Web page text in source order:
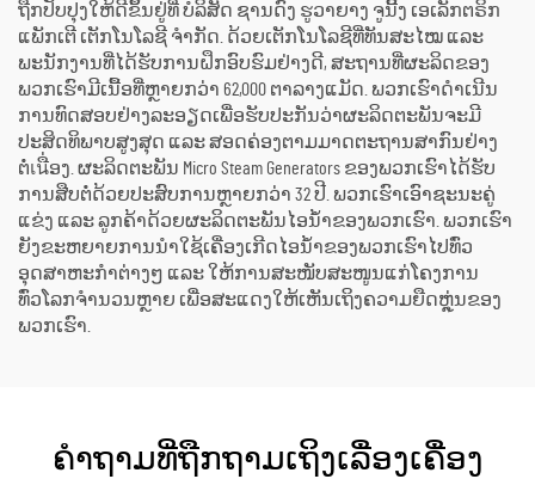
ຖືກປັບປຸງໃຫ້ດີຂຶ້ນຢູ່ທີ່ ບໍລິສັດ ຊານດົງ ຮູວາຍາງ ຈູນີ້ງ ເອເລັກຕຣິກ
ແພັກເຕີ ເຕັກໂນໂລຊີ ຈຳກັດ. ດ້ວຍເຕັກໂນໂລຊີທີ່ທັນສະໄໝ ແລະ
ພະນັກງານທີ່ໄດ້ຮັບການຝຶກອົບຮົມຢ່າງດີ, ສະຖານທີ່ຜະລິດຂອງ
ພວກເຮົາມີເນື້ອທີ່ຫຼາຍກວ່າ 62,000 ຕາລາງແມັດ. ພວກເຮົາດຳເນີນ
ການທົດສອບຢ່າງລະອຽດເພື່ອຮັບປະກັນວ່າຜະລິດຕະພັນຈະມີ
ປະສິດທິພາບສູງສຸດ ແລະ ສອດຄ່ອງຕາມມາດຕະຖານສາກົນຢ່າງ
ຕໍ່เนື່ອງ. ຜະລິດຕະພັນ Micro Steam Generators ຂອງພວກເຮົາໄດ້ຮັບ
ການສືບຕໍ່ດ້ວຍປະສົບການຫຼາຍກວ່າ 32 ປີ. ພວກເຮົາເອົາຊະນະຄູ່
ແຂ່ງ ແລະ ລູກຄ້າດ້ວຍຜະລິດຕະພັນໄອນ້ຳຂອງພວກເຮົາ. ພວກເຮົາ
ຍັງຂະຫຍາຍການນຳໃຊ້ເຄື່ອງເກີດໄອນ້ຳຂອງພວກເຮົາໄປທົ່ວ
ອຸດສາຫະກຳຕ່າງໆ ແລະ ໃຫ້ການສະໜັບສະໜູນແກ່ໂຄງການ
ທົ່ວໂລກຈຳນວນຫຼາຍ ເພື່ອສະແດງໃຫ້ເຫັນເຖິງຄວາມຍືດຫຼຸ່ນຂອງ
ພວກເຮົາ.
ຄຳຖາມທີ່ຖືກຖາມເຖິງເລື່ອງເຄື່ອງ